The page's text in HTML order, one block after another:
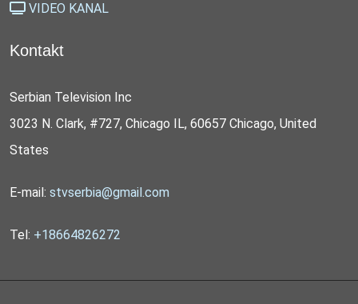
VIDEO KANAL
Kontakt
Serbian Television Inc
3023 N. Clark, #727, Chicago IL, 60657 Chicago, United
States
E-mail: stvserbia@gmail.com
Tel: +18664826272